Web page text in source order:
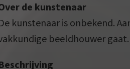
de kunstenaar
kunstenaar is onbekend.
beeldhouwer gaat.